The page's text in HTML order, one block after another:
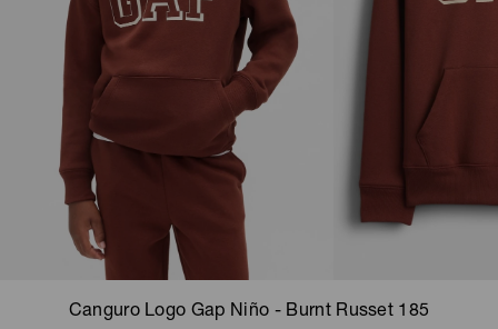
Canguro Logo Gap Niño - Burnt Russet 185
Camperas
Musculosas
Shorts
Vestidos y polleras
Pijamas
Calzas
Camperas
Chalecos
Shorts
Ropa interior
Polos
Camperas
Chalecos
Ropa interior
Pijamas
Camperas
Pijamas
Sets
Sets